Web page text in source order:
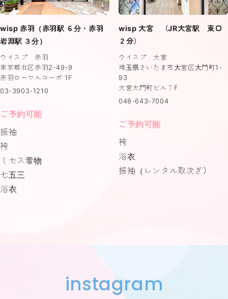
wisp 赤羽（赤羽駅 ６分・赤羽
岩淵駅 ３分）
ウイスプ 赤羽
東京都北区赤羽2-49-9
赤羽ローヤルコーポ 1F
03-3903-1210
ご予約可能
振袖
袴
ミセス着物
七五三
浴衣
wisp 大宮 （JR大宮駅 東口
２分）
ウイスプ 大宮
埼玉県さいたま市大宮区大門町1-
93
大宮大門町ビル７F
048-643-7004
ご予約可能
袴
浴衣
振袖（レンタル取次ぎ）
instagram